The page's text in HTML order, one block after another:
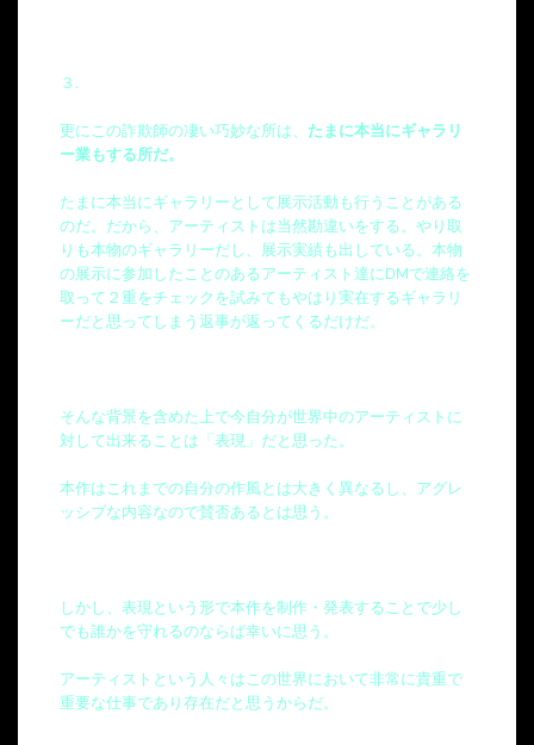
３.
更にこの詐欺師の凄い巧妙な所は、 たまに本当にギャラリ
ー業もする所だ。
たまに本当にギャラリーとして展示活動も行うことがある
のだ。だから、アーティストは当然勘違いをする。やり取
りも本物のギャラリーだし、展示実績も出している。本物
の展示に参加したことのあるアーティスト達にDMで連絡を
取って２重をチェックを試みてもやはり実在するギャラリ
ーだと思ってしまう返事が返ってくるだけだ。
そんな背景を含めた上で今自分が世界中のアーティストに
対して出来ることは「表現」だと思った。
本作はこれまでの自分の作風とは大きく異なるし、アグレ
ッシブな内容なので賛否あるとは思う。
しかし、表現という形で本作を制作・発表することで少し
でも誰かを守れるのならば幸いに思う。
アーティストという人々はこの世界において非常に貴重で
重要な仕事であり存在だと思うからだ。